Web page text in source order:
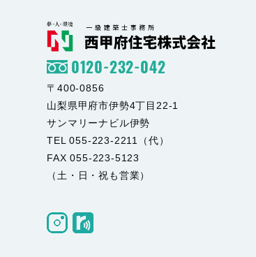
0120-232-042
〒400-0856
山梨県甲府市伊勢4丁目22-1
サンマリーナビル伊勢
TEL 055-223-2211（代）
FAX 055-223-5123
（土・日・祝も営業）